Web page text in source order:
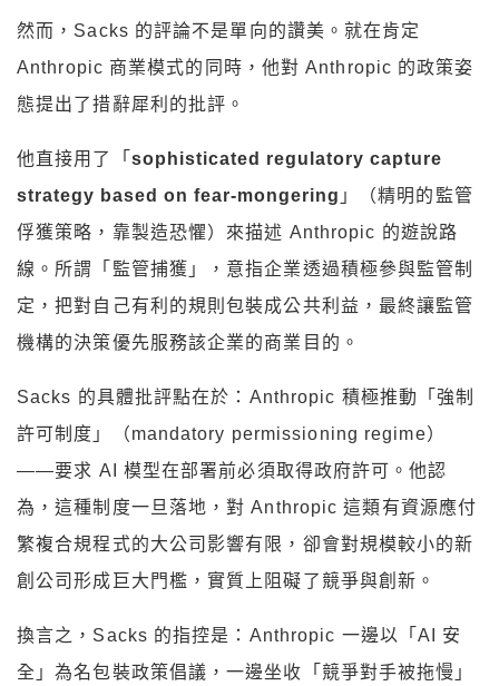
然而，Sacks 的評論不是單向的讚美。就在肯定
Anthropic 商業模式的同時，他對 Anthropic 的政策姿
態提出了措辭犀利的批評。
他直接用了「 sophisticated regulatory capture
strategy based on fear-mongering 」（精明的監管
俘獲策略，靠製造恐懼）來描述 Anthropic 的遊說路
線。所謂「監管捕獲」，意指企業透過積極參與監管制
定，把對自己有利的規則包裝成公共利益，最終讓監管
機構的決策優先服務該企業的商業目的。
Sacks 的具體批評點在於：Anthropic 積極推動「強制
許可制度」（mandatory permissioning regime）
——要求 AI 模型在部署前必須取得政府許可。他認
為，這種制度一旦落地，對 Anthropic 這類有資源應付
繁複合規程式的大公司影響有限，卻會對規模較小的新
創公司形成巨大門檻，實質上阻礙了競爭與創新。
換言之，Sacks 的指控是：Anthropic 一邊以「AI 安
全」為名包裝政策倡議，一邊坐收「競爭對手被拖慢」